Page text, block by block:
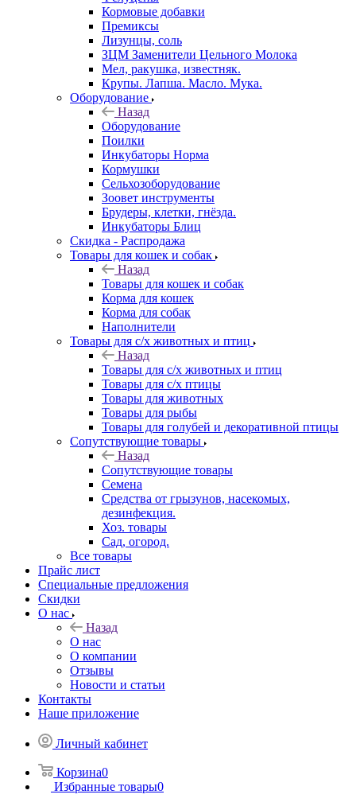
Кормовые добавки
Премиксы
Лизунцы, соль
ЗЦМ Заменители Цельного Молока
Мел, ракушка, известняк.
Крупы. Лапша. Масло. Мука.
Оборудование
Назад
Оборудование
Поилки
Инкубаторы Норма
Кормушки
Сельхозоборудование
Зоовет инструменты
Брудеры, клетки, гнёзда.
Инкубаторы Блиц
Скидка - Распродажа
Товары для кошек и собак
Назад
Товары для кошек и собак
Корма для кошек
Корма для собак
Наполнители
Товары для с/х животных и птиц
Назад
Товары для с/х животных и птиц
Товары для с/х птицы
Товары для животных
Товары для рыбы
Товары для голубей и декоративной птицы
Сопутствующие товары
Назад
Сопутствующие товары
Семена
Средства от грызунов, насекомых,
дезинфекция.
Хоз. товары
Сад, огород.
Все товары
Прайс лист
Специальные предложения
Скидки
О нас
Назад
О нас
О компании
Отзывы
Новости и статьи
Контакты
Наше приложение
Личный кабинет
Корзина0
Избранные товары0